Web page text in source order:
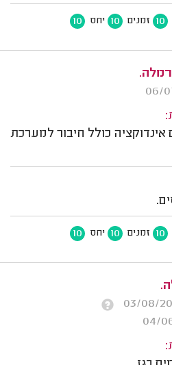
10 זמנים 10 יחס 10
רמלה.
אינדוקציה כולל חיבור למערכת
10 זמנים 10 יחס 10